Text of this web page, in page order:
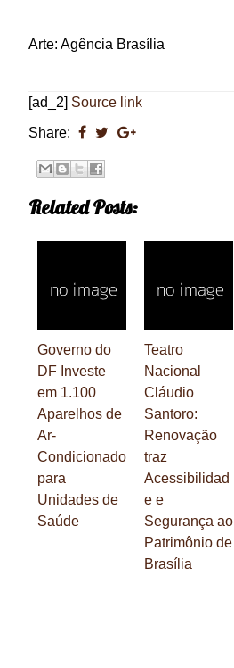
Arte: Agência Brasília
[ad_2] Source link
Share:
Related Posts:
Governo do
DF Investe
em 1.100
Aparelhos de
Ar-
Condicionado
para
Unidades de
Saúde
Teatro
Nacional
Cláudio
Santoro:
Renovação
traz
Acessibilidad
e e
Segurança ao
Patrimônio de
Brasília